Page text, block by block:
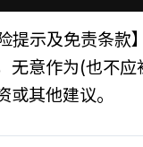
提示及免责条款
无意作为(也不应
或其他建议。